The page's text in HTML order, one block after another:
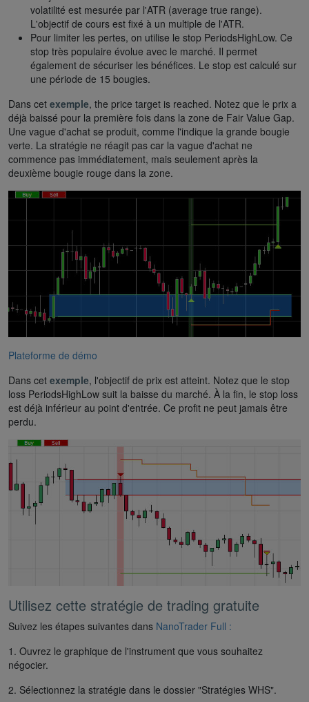
volatilité est mesurée par l'ATR (average true range).
L'objectif de cours est fixé à un multiple de l'ATR.
Pour limiter les pertes, on utilise le stop PeriodsHighLow. Ce
stop très populaire évolue avec le marché. Il permet
également de sécuriser les bénéfices. Le stop est calculé sur
une période de 15 bougies.
Dans cet exemple, the price target is reached. Notez que le prix a
déjà baissé pour la première fois dans la zone de Fair Value Gap.
Une vague d'achat se produit, comme l'indique la grande bougie
verte. La stratégie ne réagit pas car la vague d'achat ne
commence pas immédiatement, mais seulement après la
deuxième bougie rouge dans la zone.
Plateforme de démo
Dans cet exemple, l'objectif de prix est atteint. Notez que le stop
loss PeriodsHighLow suit la baisse du marché. À la fin, le stop loss
est déjà inférieur au point d'entrée. Ce profit ne peut jamais être
perdu.
Utilisez cette stratégie de trading gratuite
Suivez les étapes suivantes dans NanoTrader Full :
1. Ouvrez le graphique de l'instrument que vous souhaitez
négocier.
2. Sélectionnez la stratégie dans le dossier "Stratégies WHS".